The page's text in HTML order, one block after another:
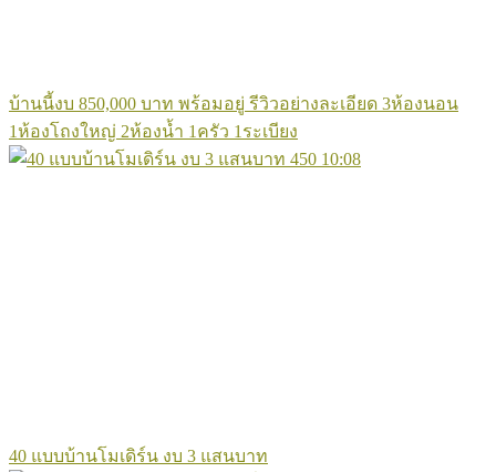
บ้านนี้งบ 850,000 บาท พร้อมอยู่ รีวิวอย่างละเอียด 3ห้องนอน
1ห้องโถงใหญ่ 2ห้องน้ำ 1ครัว 1ระเบียง
450 10:08
40 แบบบ้านโมเดิร์น งบ 3 แสนบาท